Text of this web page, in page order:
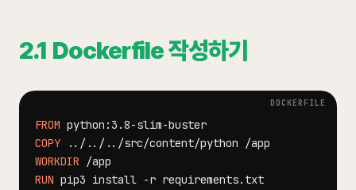
2.1 Dockerfile 작성하기
FROM python:3.8-slim-buster
COPY ../../../src/content/python /app
WORKDIR /app
RUN pip3 install -r requirements.txt